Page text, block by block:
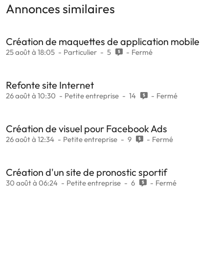
Annonces similaires
Création de maquettes de application mobile
25 août à 18:05 Particulier 5 Fermé
Refonte site Internet
26 août à 10:30 Petite entreprise 14 Fermé
Création de visuel pour Facebook Ads
26 août à 12:34 Petite entreprise 9 Fermé
Création d'un site de pronostic sportif
30 août à 06:24 Petite entreprise 6 Fermé